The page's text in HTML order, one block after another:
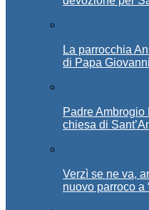
La parrocchia
di Papa Giovanni
Padre Ambrogio
chiesa di
Verzì se ne va,
nuovo parroco a